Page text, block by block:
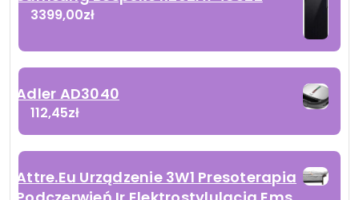
3399,00zł
Adler AD3040
112,45zł
Attre.Eu Urządzenie 3W1 Presoterapia